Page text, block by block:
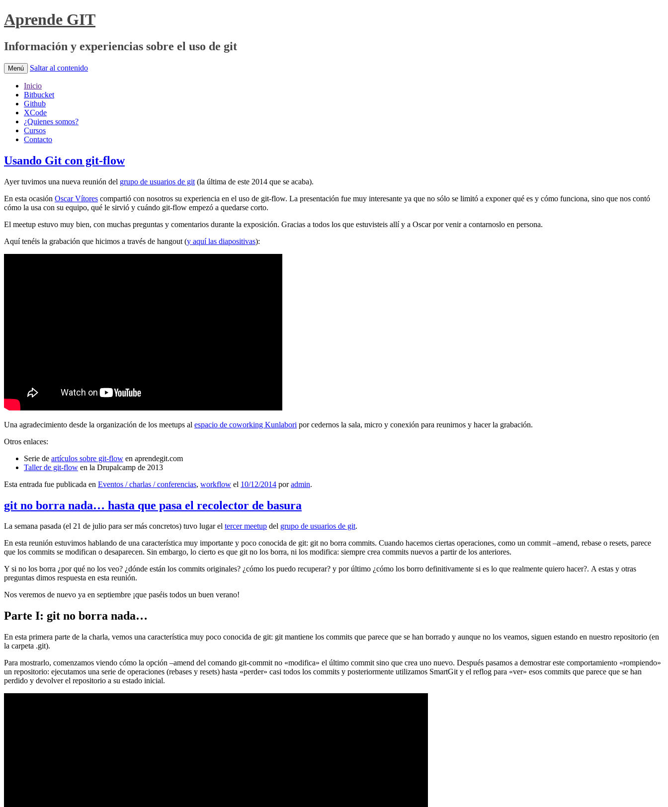
Aprende GIT
Información y experiencias sobre el uso de git
Menú Saltar al contenido
Inicio
Bitbucket
Github
XCode
¿Quienes somos?
Cursos
Contacto
Usando Git con git-flow
Ayer tuvimos una nueva reunión del grupo de usuarios de git (la última de este 2014 que se acaba).
En esta ocasión Oscar Vítores compartió con nosotros su experiencia en el uso de git-flow. La presentación fue muy interesante ya que no sólo se limitó a exponer qué es y cómo funciona, sino que nos contó
cómo la usa con su equipo, qué le sirvió y cuándo git-flow empezó a quedarse corto.
El meetup estuvo muy bien, con muchas preguntas y comentarios durante la exposición. Gracias a todos los que estuvisteis allí y a Oscar por venir a contarnoslo en persona.
Aquí tenéis la grabación que hicimos a través de hangout (y aquí las diapositivas):
Una agradecimiento desde la organización de los meetups al espacio de coworking Kunlabori por cedernos la sala, micro y conexión para reunirnos y hacer la grabación.
Otros enlaces:
Serie de artículos sobre git-flow en aprendegit.com
Taller de git-flow en la Drupalcamp de 2013
Esta entrada fue publicada en Eventos / charlas / conferencias, workflow el 10/12/2014 poradmin.
git no borra nada… hasta que pasa el recolector de basura
La semana pasada (el 21 de julio para ser más concretos) tuvo lugar el tercer meetup del grupo de usuarios de git.
En esta reunión estuvimos hablando de una característica muy importante y poco conocida de git: git no borra commits. Cuando hacemos ciertas operaciones, como un commit –amend, rebase o resets, parece
que los commits se modifican o desaparecen. Sin embargo, lo cierto es que git no los borra, ni los modifica: siempre crea commits nuevos a partir de los anteriores.
Y si no los borra ¿por qué no los veo? ¿dónde están los commits originales? ¿cómo los puedo recuperar? y por último ¿cómo los borro definitivamente si es lo que realmente quiero hacer?. A estas y otras
preguntas dimos respuesta en esta reunión.
Nos veremos de nuevo ya en septiembre ¡que paséis todos un buen verano!
Parte I: git no borra nada…
En esta primera parte de la charla, vemos una característica muy poco conocida de git: git mantiene los commits que parece que se han borrado y aunque no los veamos, siguen estando en nuestro repositorio (en
la carpeta .git).
Para mostrarlo, comenzamos viendo cómo la opción –amend del comando git-commit no «modifica» el último commit sino que crea uno nuevo. Después pasamos a demostrar este comportamiento «rompiendo»
un repositorio: ejecutamos una serie de operaciones (rebases y resets) hasta «perder» casi todos los commits y posteriormente utilizamos SmartGit y el reflog para «ver» esos commits que parece que se han
perdido y devolver el repositorio a su estado inicial.